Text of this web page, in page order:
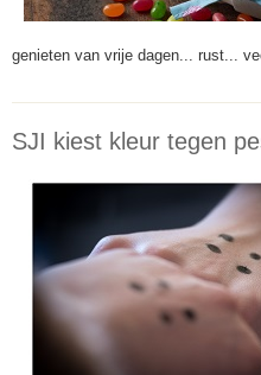
genieten van vrije dagen... rust...
SJI kiest kleur tegen